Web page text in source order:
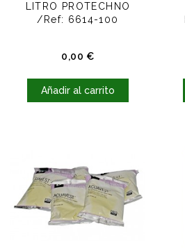
LITRO PROTECHNO
/Ref: 6614-100
0,00 €Precio
Añadir al carrito